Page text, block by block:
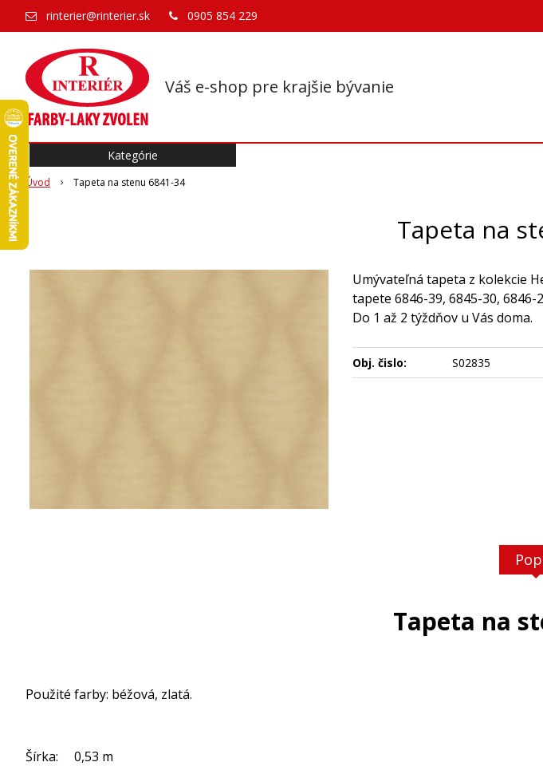
Váš e-shop pre krajšie bývanie
rinterier@rinterier.sk 0905 854 229
Úvod Tapeta na stenu 6841-34
Tapeta na
Umývateľná tapeta z kolekcie
tapete 6846-39, 6845-30, 6846-
Do 1 až 2 týždňov u Vás doma.
Obj. čislo: S02835
Tapeta na
Použité farby: béžová, zlatá.
Šírka: 0,53 m
Kategórie